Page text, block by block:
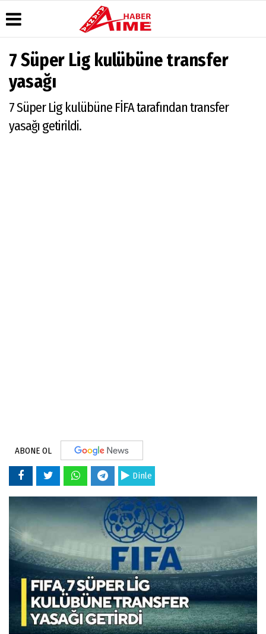
Üye Paneli
Haber
Arşivi
Gazete
Manşetleri
Video
Galeri
Moovit
7 Süper Lig kulübüne transfer
yasağı
7 Süper Lig kulübüne FİFA tarafından transfer
yasağı getirildi.
ABONE OL
Dinle